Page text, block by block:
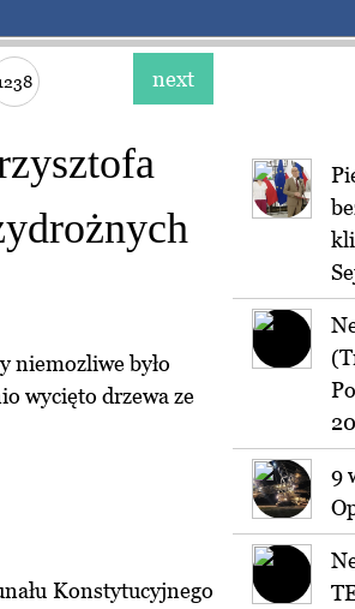
next
niemozliwe było
wycięto drzewa ze
Konstytucyjnego
9